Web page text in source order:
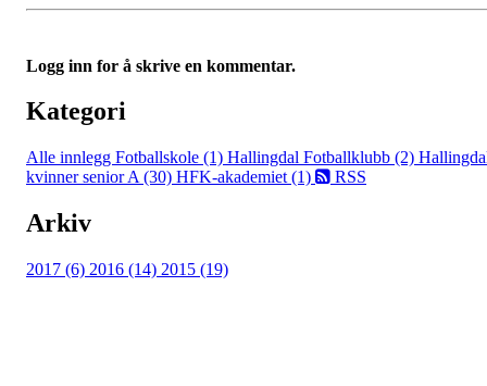
Logg inn for å skrive en kommentar.
Kategori
Alle innlegg Fotballskole (1) Hallingdal Fotballklubb (2)
kvinner senior A (30) HFK-akademiet (1) RSS
Arkiv
2017 (6) 2016 (14) 2015 (19)